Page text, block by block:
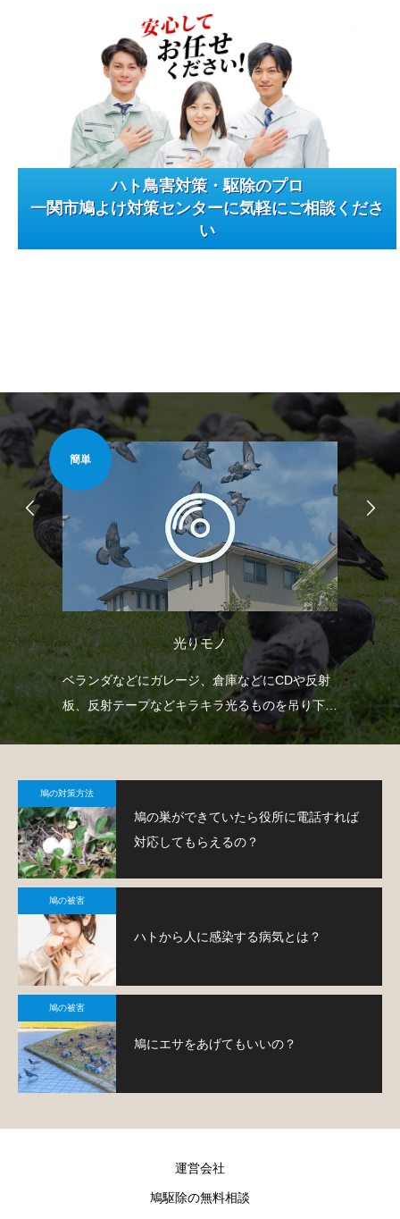
ハト鳥害対策・駆除のプロ
一関市鳩よけ対策センターに気軽にご相談くださ
い
簡単
光りモノ
ベランダなどにガレージ、倉庫などにCDや反射
板、反射テープなどキラキラ光るものを吊り下げ
て、鳩を寄り付きにくくするという方法です。
鳩の対策方法
鳩の巣ができていたら役所に電話すれば
対応してもらえるの？
鳩の被害
ハトから人に感染する病気とは？
鳩の被害
鳩にエサをあげてもいいの？
運営会社
鳩駆除の無料相談